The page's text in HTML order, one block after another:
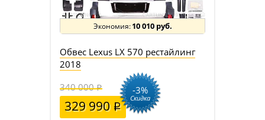
10 010 руб.
Обвес Lexus LX 570 рестайлинг
2018
340 000
329 990
-3%
Скидка